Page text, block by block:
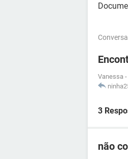
Vanessa -
3
não